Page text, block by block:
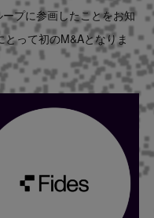
プに参画したことをお知
って初のM&Aとなりま